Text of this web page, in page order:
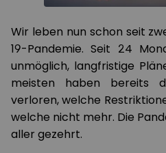
Wir leben nun schon seit
19-Pandemie. Seit 24
unmöglich, langfristige
meisten haben bereits
verloren, welche
welche nicht mehr. Die
aller gezehrt.